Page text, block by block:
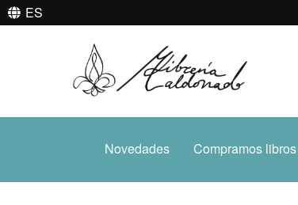
ES
Novedades Compramos